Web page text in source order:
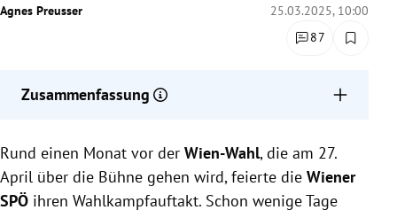
Agnes Preusser
25.03.2025, 10:00
87
Zusammenfassung
zur Präventionshauptstadt zu machen.
Wiener Gesundheitsmodell soll präventive
Maßnahmen fördern, Erkrankungen früh erkennen
Rund einen Monat vor der Wien-Wahl, die am 27.
April über die Bühne gehen wird, feierte die Wiener
SPÖ ihren Wahlkampfauftakt. Schon wenige Tage